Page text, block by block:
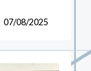
07/08/2025